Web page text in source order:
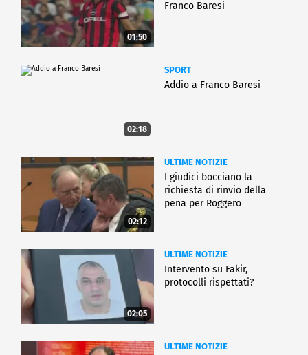
01:50
Franco Baresi
02:18
SPORT
Addio a Franco Baresi
02:12
ULTIME NOTIZIE
I giudici bocciano la
richiesta di rinvio della
pena per Roggero
02:05
ULTIME NOTIZIE
Intervento su Fakir,
protocolli rispettati?
ULTIME NOTIZIE